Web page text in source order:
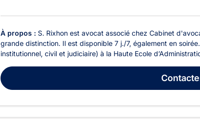
À propos : S. Rixhon est avocat associé chez Cabinet
grande distinction. Il est disponible 7 j./7, également en
institutionnel, civil et judiciaire) à la Haute Ecole